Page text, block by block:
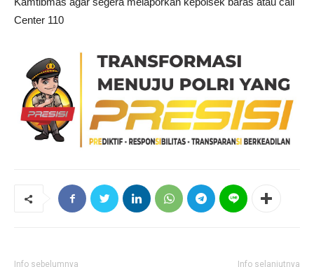
Center 110
Info sebelumnya Info selanjutnya